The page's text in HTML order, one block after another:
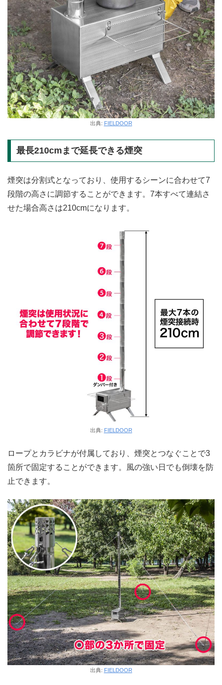
出典: FIELDOOR
最長210cmまで延長できる煙突
煙突は分割式となっており、使用するシーンに合わせて7
段階の高さに調節することができます。7本すべて連結さ
せた場合高さは210cmになります。
出典: FIELDOOR
ロープとカラビナが付属しており、煙突とつなぐことで3
箇所で固定することができます。風の強い日でも倒壊を防
止できます。
出典: FIELDOOR